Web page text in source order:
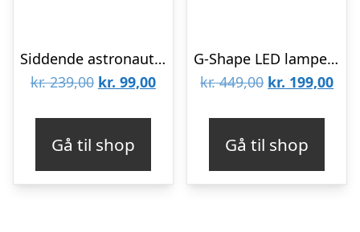
Siddende astronaut stjernehimmel lampe – Astronaut med stjerne
kr.239,00 Den
var:
kr. 239,00.
kr. 99,00Den
kr. 99,00.
Gå til shop
G-Shape LED lampe med vilde funktioner – hvid – BT2301
kr.449,00 Den
var:
kr. 449,00.
kr. 199,00Den
kr.
Gå til shop